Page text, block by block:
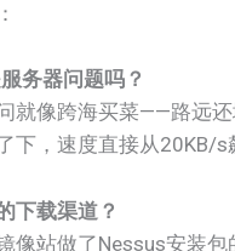
务器问题吗？
就像跨海买菜——路远
下，速度直接从20KB/
下载渠道？
像站做了Nessus安装